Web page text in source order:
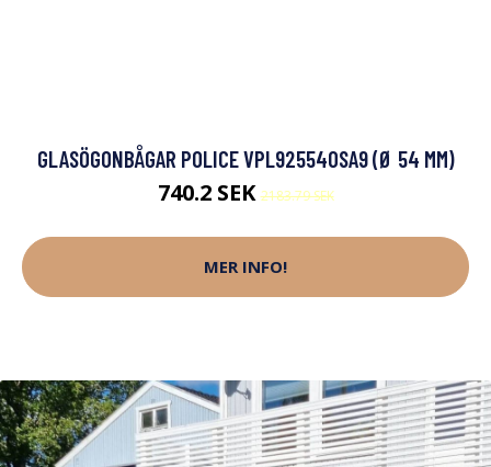
GLASÖGONBÅGAR POLICE VPL925540SA9 (Ø 54 MM)
740.2 SEK2183.79 SEK
MER INFO!